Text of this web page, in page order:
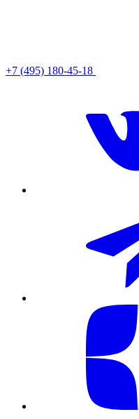
+7 (495) 180-45-18